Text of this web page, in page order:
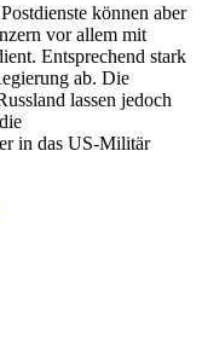
können aber
vor allem mit
Entsprechend stark
ab. Die
lassen jedoch
in das US-Militär